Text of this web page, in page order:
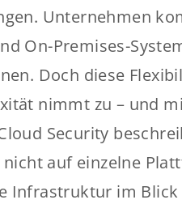
Unternehmen
On-Premises-
Doch diese
nimmt zu – und
Security
nicht auf einzelne
Infrastruktur im